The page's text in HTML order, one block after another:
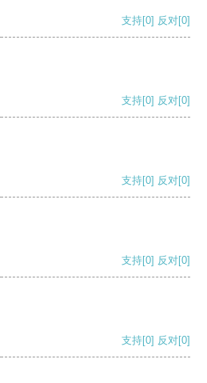
支持[0] 反对[0]
支持[0] 反对[0]
支持[0] 反对[0]
支持[0] 反对[0]
支持[0] 反对[0]